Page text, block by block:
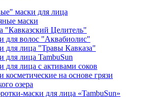
маски для лица
маски
"Кавказский Целитель"
для волос "Аквабиолис"
для лица "Травы Кавказа"
для лица TambuSun
для лица с активами соков
косметические на основе грязи
озера
маски для лица «TambuSun»